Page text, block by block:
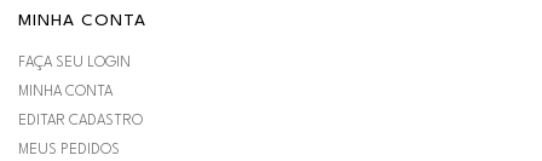
MINHA CONTA
FAÇA SEU LOGIN
MINHA CONTA
EDITAR CADASTRO
MEUS PEDIDOS